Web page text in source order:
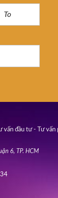
vấn đầu tư - Tư
6, TP. HCM